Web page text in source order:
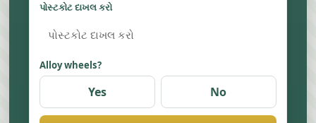
પોસ્ટકોટ દાખલ કરો
Alloy wheels?
Yes No